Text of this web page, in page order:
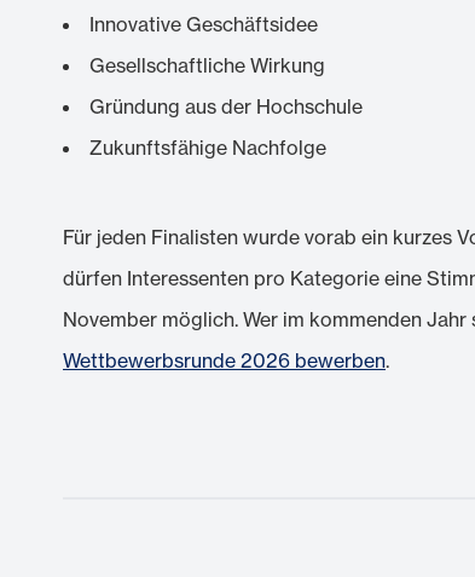
Innovative Geschäftsidee
Gesellschaftliche Wirkung
Gründung aus der Hochschule
Zukunftsfähige Nachfolge
Für jeden Finalisten wurde vorab ein kurzes
dürfen Interessenten pro Kategorie eine
November möglich. Wer im kommenden
Wettbewerbsrunde 2026 bewerben.